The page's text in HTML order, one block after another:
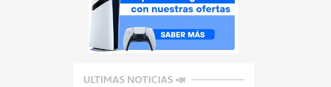
ULTIMAS NOTICIAS 📣